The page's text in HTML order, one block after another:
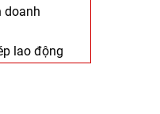
doanh
lao động